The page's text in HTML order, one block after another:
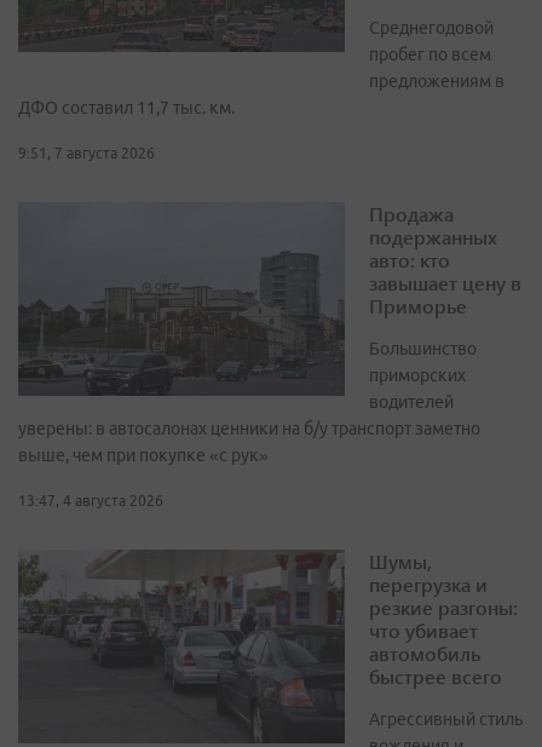
Среднегодовой
пробег по всем
предложениям в
ДФО составил 11,7 тыс. км.
9:51, 7 августа 2026
Продажа
подержанных
авто: кто
завышает цену в
Приморье
Большинство
приморских
водителей
уверены: в автосалонах ценники на б/у транспорт заметно
выше, чем при покупке «с рук»
13:47, 4 августа 2026
Шумы,
перегрузка и
резкие разгоны:
что убивает
автомобиль
быстрее всего
Агрессивный стиль